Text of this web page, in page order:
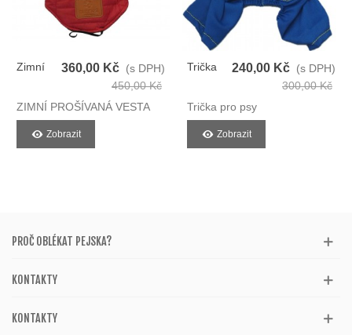
Zimní
360,00 Kč (s DPH)
450,00 Kč
ZIMNÍ PROŠÍVANÁ VESTA
Zobrazit
Trička
240,00 Kč (s DPH)
300,00 Kč
Trička pro psy
Zobrazit
PROČ OBLÉKAT PEJSKA?
KONTAKTY
KONTAKTY